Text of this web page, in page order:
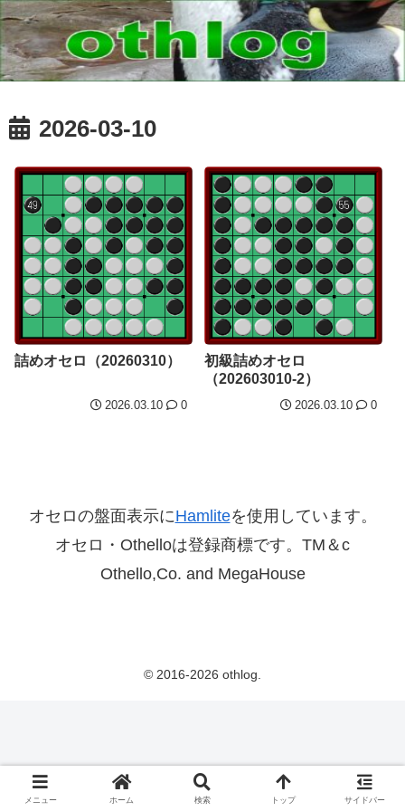
2026-03-10
詰めオセロ（20260310）
2026.03.10 0
初級詰めオセロ
（202603010-2）
2026.03.10 0
オセロの盤面表示にHamliteを使用しています。
オセロ・Othelloは登録商標です。TM＆c
Othello,Co. and MegaHouse
© 2016-2026 othlog.
メニュー ホーム 検索 トップ サイドバー